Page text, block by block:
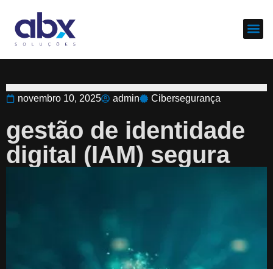
novembro 10, 2025 admin Cibersegurança
gestão de identidade
digital (IAM) segura